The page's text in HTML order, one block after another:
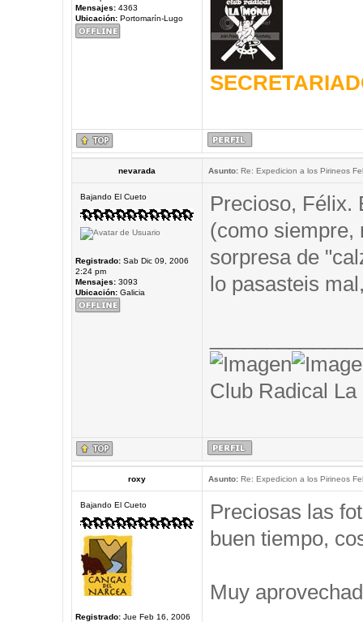
Mensajes:4363
Ubicación:Portomarín-Lugo
nevarada Asunto:Re: Expedicion a los Pirineos
Bajando El Cueto
Registrado:Sab Dic 09, 2006
2:24 pm
Mensajes:3093
Ubicación:Galicia
Precioso, Félix.
(como
sorpresa de
lo pasasteis
Club Radical La
roxy Asunto:Re: Expedicion a los Pirineos
Bajando El Cueto
Registrado:Jue Feb 16, 2006
Preciosas las
buen tiempo,
Muy